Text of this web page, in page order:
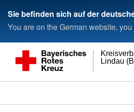
Sie befinden sich auf der
You are on the German website,
Lindau